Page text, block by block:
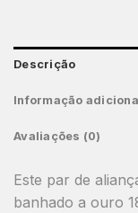
Descrição
Informação
Avaliações (0)
Este par de
banhado a ouro